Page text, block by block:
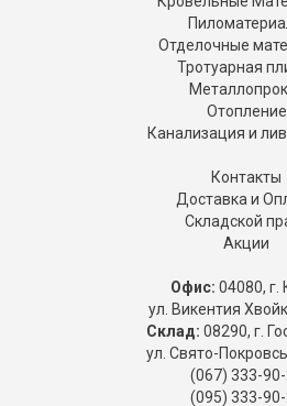
Отделочные
Тротуарная
Отопление
Канализация и
Контакты
Доставка и
Складской
Акции
Офис: 04080, г.
ул. Викентия
Склад: 08290, г.
ул. Свято-
(067) 333-
(095) 333-